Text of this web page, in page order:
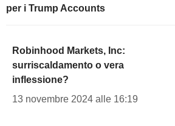
per i Trump Accounts
Robinhood Markets, Inc:
surriscaldamento o vera
inflessione?
13 novembre 2024 alle 16:19